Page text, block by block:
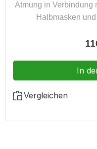
Atmung in Verbindung
Halbmasken
gefertigt handlich
erstklassigen
Sicherheit
Beeinträchtigung des
In
Vergleichen